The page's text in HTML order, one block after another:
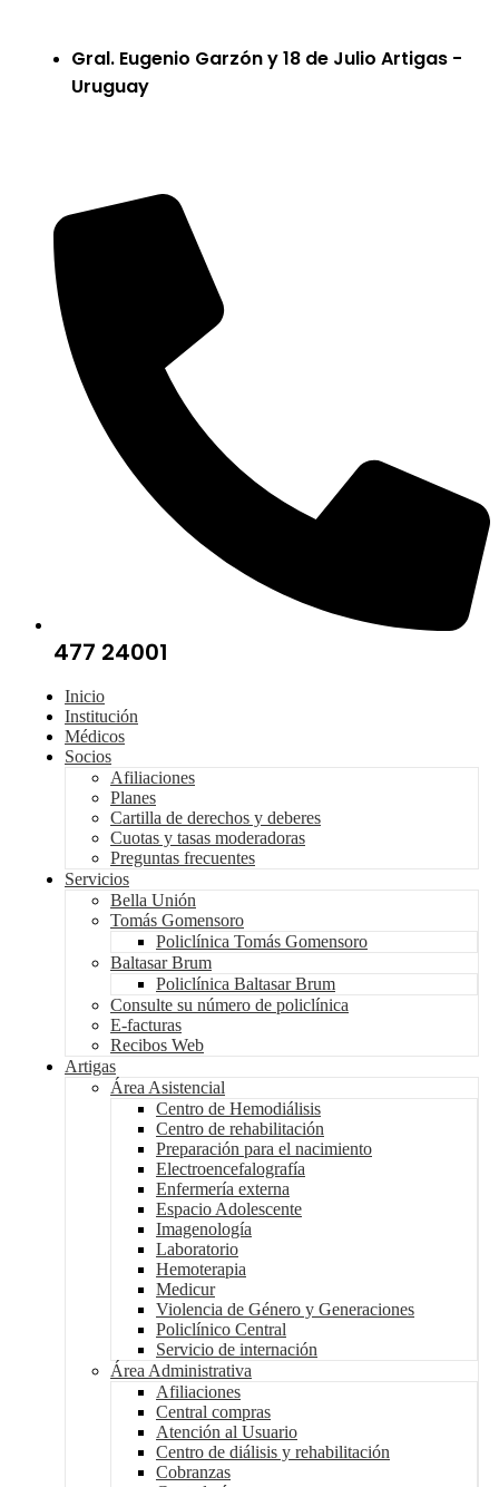
Gral. Eugenio Garzón y 18 de Julio Artigas -
Uruguay
477 24001
Inicio
Institución
Médicos
Socios
Afiliaciones
Planes
Cartilla de derechos y deberes
Cuotas y tasas moderadoras
Preguntas frecuentes
Servicios
Bella Unión
Tomás Gomensoro
Policlínica Tomás Gomensoro
Baltasar Brum
Policlínica Baltasar Brum
Consulte su número de policlínica
E-facturas
Recibos Web
Artigas
Área Asistencial
Centro de Hemodiálisis
Centro de rehabilitación
Preparación para el nacimiento
Electroencefalografía
Enfermería externa
Espacio Adolescente
Imagenología
Laboratorio
Hemoterapia
Medicur
Violencia de Género y Generaciones
Policlínico Central
Servicio de internación
Área Administrativa
Afiliaciones
Central compras
Atención al Usuario
Centro de diálisis y rehabilitación
Cobranzas